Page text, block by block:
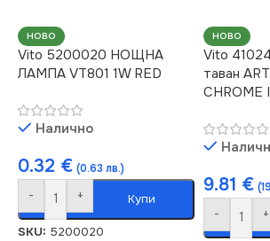
НОВО
Vito 5200020 НОЩНА
ЛАМПА VT801 1W RED
Налично
0.32 € (0.63 лв.)
- + Купи
SKU: 5200020
НОВО
Vito
таван
CHROME
9.81 €
- +